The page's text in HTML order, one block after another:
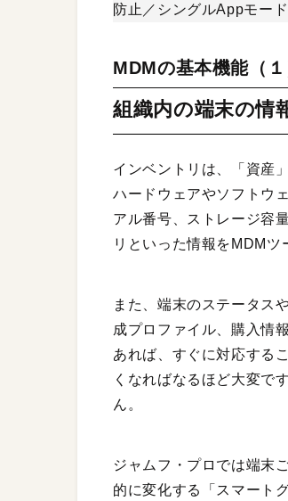
防止／シングルAppモー
MDMの基本機能（
組織内の端末の情
インベントリは、「資産
ハードウェアやソフトウ
アル番号、ストレージ容
リといった情報をMDMツ
また、端末のステータス
成プロファイル、購入情
あれば、すぐに対応する
くなればなるほど大変で
ん。
ジャムフ・プロでは端末
的に変化する「スマート